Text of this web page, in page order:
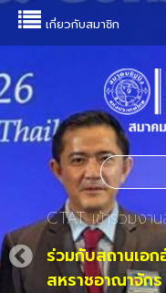
CTAT เข้าร่วมงา
ร่วมกับสถานเอ
สหราชอาณาจักร
เกี่ยวกับสมาชิก